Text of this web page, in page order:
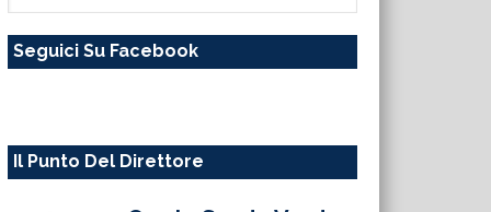
sito
Seguici Su Facebook
Il Punto Del Direttore